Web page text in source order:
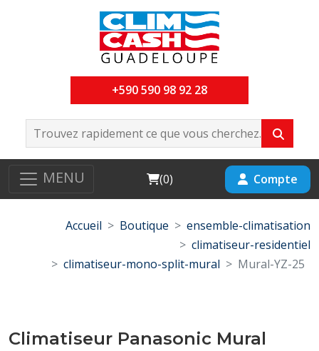
+590 590 98 92 28
MENU Cart
(0) Compte
Accueil Boutique
ensemble-climatisation
climatiseur-residentiel
climatiseur-mono-split-mural
Mural-YZ-25
Climatiseur Panasonic Mural